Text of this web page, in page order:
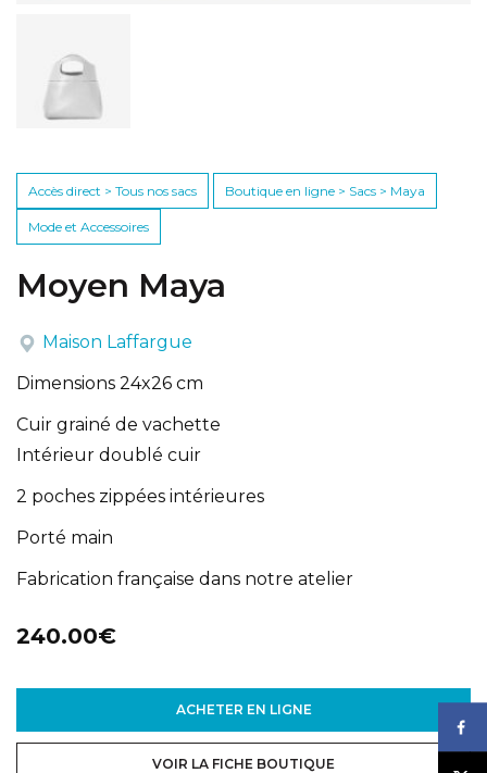
Accès direct > Tous nos sacs Boutique en ligne > Sacs > Maya
Mode et Accessoires
Moyen Maya
Maison Laffargue
Dimensions 24x26 cm
Cuir grainé de vachette
Intérieur doublé cuir
2 poches zippées intérieures
Porté main
Fabrication française dans notre atelier
240.00€
ACHETER EN LIGNE
VOIR LA FICHE BOUTIQUE